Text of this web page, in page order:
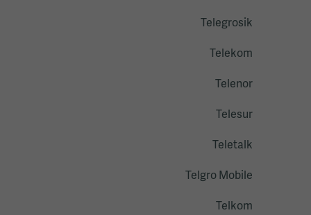
Telegrosik
Telekom
Telenor
Telesur
Teletalk
Telgro Mobile
Telkom